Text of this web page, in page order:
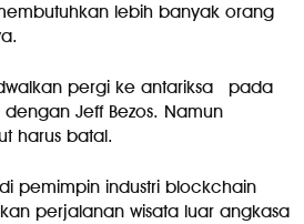
lebih banyak orang
pergi ke antariksa
pada
Jeff Bezos. Namun
harus batal.
pemimpin industri blockchain
perjalanan wisata luar angkasa